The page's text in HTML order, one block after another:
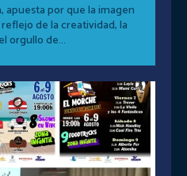
apuesta por que la imagen
de la creatividad, la
orgullo de...